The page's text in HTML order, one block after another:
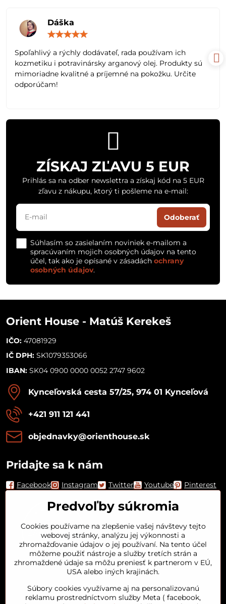
Dáška
5
Spoľahlivý a rýchly dodávateľ, rada používam ich
kozmetiku i potravinársky arganový olej. Produkty sú
mimoriadne kvalitné a príjemné na pokožku. Určite
odporúčam!
ZÍSKAJ ZĽAVU 5 EUR
Prihlás sa na odber newslettra a získaj kód na 5 EUR
zľavu z nákupu, ktorý ti pošleme na e-mail:
Odoberať
Súhlasím so zasielaním noviniek e-mailom a
spracúvaním mojich osobných údajov na tento
účel, tak ako je opísané v zásadách ochrany
osobných údajov.
Orient House - Matúš Kerekeš
IČO: 47081929
IČ DPH: SK1079353066
IBAN: SK04 0900 0000 0052 2747 9602
Kynceľovská cesta 57/25, 974 01 Kynceľová
+421 911 121 441
objednavky​@orienthouse​.sk
Pridajte sa k nám
Facebook Instagram Twitter Youtube Pinterest
Orient House
Predvoľby súkromia
Cookies používame na zlepšenie vašej návštevy tejto
webovej stránky, analýzu jej výkonnosti a
zhromažďovanie údajov o jej používaní. Na tento účel
môžeme použiť nástroje a služby tretích strán a
zhromaždené údaje sa môžu preniesť k partnerom v EÚ,
USA alebo iných krajinách.
Súbory cookies využívame aj na personalizovanú
reklamu prostredníctvom služby Meta ( facebook,